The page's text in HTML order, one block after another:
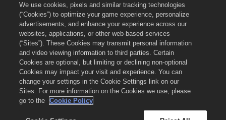
Nutzungsbedingungen
Meine persönlichen Daten nicht verkaufen oder weitergeben
Cookie-Richtlinie
Rückerstattungsrichtlinie
Store-Support
Spiel-Support
Cookie-Einstellungen
2026Zynga, Inc. Merge Dragons! und das Merge-Dragons!-Logo sind
Markenzeichen von Zynga, Inc. Alle Rechte vorbehalten. Der Merge-
Dragons!-Shop wird von Zynga, Inc. betrieben. Angebote sind nur
We use cookies, pixels and similar tracking technologies
(“Cookies”) to optimize your game experience, personalize
advertisements, and enhance your experience across our
websites, applications, or other web-based services
(“Sites”). These Cookies may transmit personal information
and video viewing information to third parties. Certain
Cookies are optional, but limiting or declining non-optional
Cookies may impact your visit and experience. You can
change your settings in the Cookie Settings link on our
Sites. For more information on the Cookies we use, please
go to the
Cookie Policy